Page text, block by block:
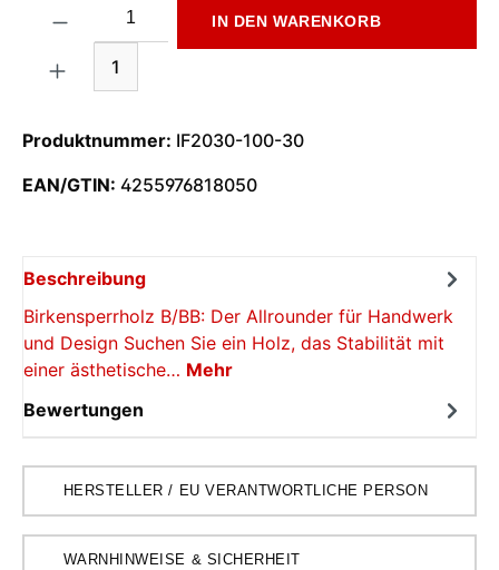
1
IN DEN WARENKORB
Produktnummer: IF2030-100-30
EAN/GTIN: 4255976818050
Beschreibung
Birkensperrholz B/BB: Der Allrounder für Handwerk
und Design Suchen Sie ein Holz, das Stabilität mit
einer ästhetische… Mehr
Bewertungen
HERSTELLER / EU VERANTWORTLICHE PERSON
WARNHINWEISE & SICHERHEIT